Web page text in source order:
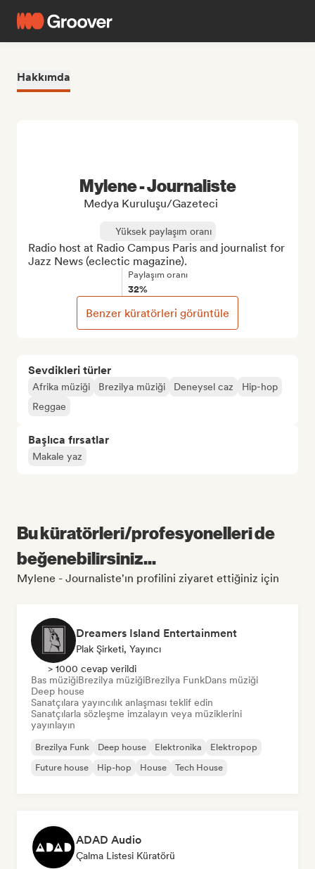
Hakkımda
Sevdikleri türler
Afrika müziği Brezilya müziği Deneysel caz
Hip-hop
Reggae
Başlıca fırsatlar
Makale yaz
Mylene - Journaliste
Medya Kuruluşu/Gazeteci
Yüksek paylaşım oranı
Radio host at Radio Campus Paris and journalist for
Jazz News (eclectic magazine).
Paylaşım oranı
32%
Benzer küratörleri görüntüle
Bu küratörleri/profesyonelleri de
beğenebilirsiniz...
Mylene - Journaliste'ın profilini ziyaret ettiğiniz için
Dreamers Island Entertainment
Plak Şirketi, Yayıncı
> 1000 cevap verildi
Bas müziğiBrezilya müziğiBrezilya FunkDans müziği
Deep house
Sanatçılara yayıncılık anlaşması teklif edin
Sanatçılarla sözleşme imzalayın veya müziklerini
yayınlayın
Brezilya Funk Deep house Elektronika
Elektropop
Future house
Hip-hop House Tech House
ADAD Audio
Çalma Listesi Küratörü